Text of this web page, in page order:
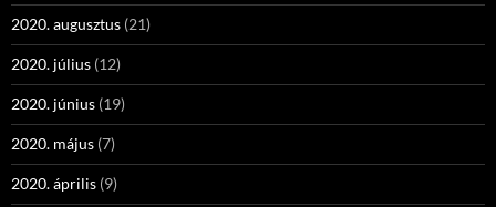
2020. augusztus (21)
2020. július (12)
2020. június (19)
2020. május (7)
2020. április (9)